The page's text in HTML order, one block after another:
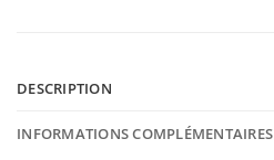
DESCRIPTION
INFORMATIONS COMPLÉMENTAIRES